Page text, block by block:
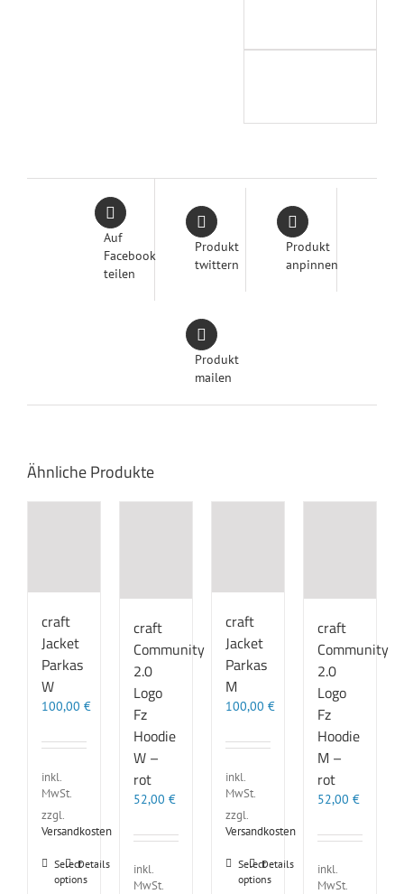
Auf
Facebook
teilen
Produkt
twittern
Produkt
anpinnen
Produkt
mailen
Ähnliche Produkte
craft
Jacket
Parkas
W
100,00 €
inkl.
MwSt.
zzgl.
Versandkosten
Select
options
Dieses
Produkt
Details
craft
Community
2.0
Logo
Fz
Hoodie
W –
rot
52,00 €
inkl.
MwSt.
craft
Jacket
Parkas
M
100,00 €
inkl.
MwSt.
zzgl.
Versandkosten
Select
options
Dieses
Produkt
Details
craft
Community
2.0
Logo
Fz
Hoodie
M –
rot
52,00 €
inkl.
MwSt.